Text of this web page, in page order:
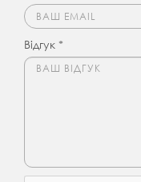
Відгук *